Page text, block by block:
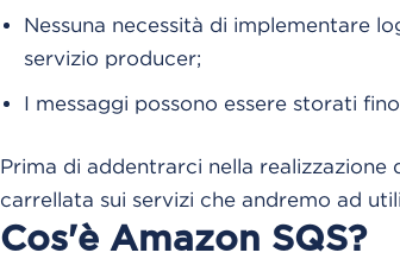
Nessuna necessità di implementare
servizio producer;
I messaggi possono essere storati
Prima di addentrarci nella realizzazione
carrellata sui servizi che andremo ad
Cos'è Amazon SQS?